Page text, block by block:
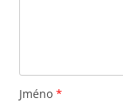
Jméno *